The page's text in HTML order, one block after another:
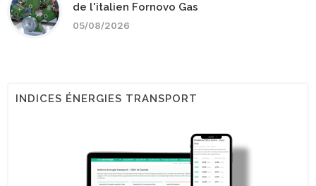
de l'italien Fornovo Gas
05/08/2026
INDICES ÉNERGIES TRANSPORT